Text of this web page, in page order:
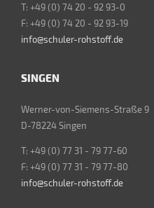
T: +49 (0) 74 20 - 92 93-0
F: +49 (0) 74 20 - 92 93-19
info@schuler-rohstoff.de
SINGEN
Werner-von-Siemens-Straße 9
D-78224 Singen
T: +49 (0) 77 31 - 79 77-60
F: +49 (0) 77 31 - 79 77-80
info@schuler-rohstoff.de